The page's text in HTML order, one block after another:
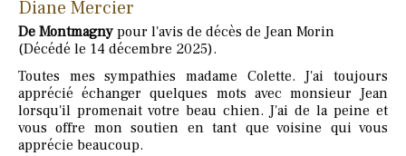
Diane Mercier
De Montmagny pour l'avis de décès de Jean Morin
(Décédé le 14 décembre 2025).
Toutes mes sympathies madame Colette. J'ai toujours
apprécié échanger quelques mots avec monsieur Jean
lorsqu'il promenait votre beau chien. J'ai de la peine et
vous offre mon soutien en tant que voisine qui vous
apprécie beaucoup.